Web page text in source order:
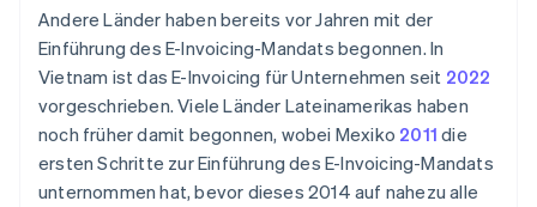
Andere Länder haben bereits vor Jahren mit der
Einführung des E-Invoicing-Mandats begonnen. In
Vietnam ist das E-Invoicing für Unternehmen seit 2022
vorgeschrieben. Viele Länder Lateinamerikas haben
noch früher damit begonnen, wobei Mexiko 2011 die
ersten Schritte zur Einführung des E-Invoicing-Mandats
unternommen hat, bevor dieses 2014 auf nahezu alle